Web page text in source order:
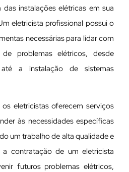
instalações elétricas em sua
eletricista profissional possui o
necessárias para lidar com
problemas elétricos, desde
até a instalação de sistemas
eletricistas oferecem serviços
às necessidades específicas
um trabalho de alta qualidade e
contratação de um eletricista
futuros problemas elétricos,